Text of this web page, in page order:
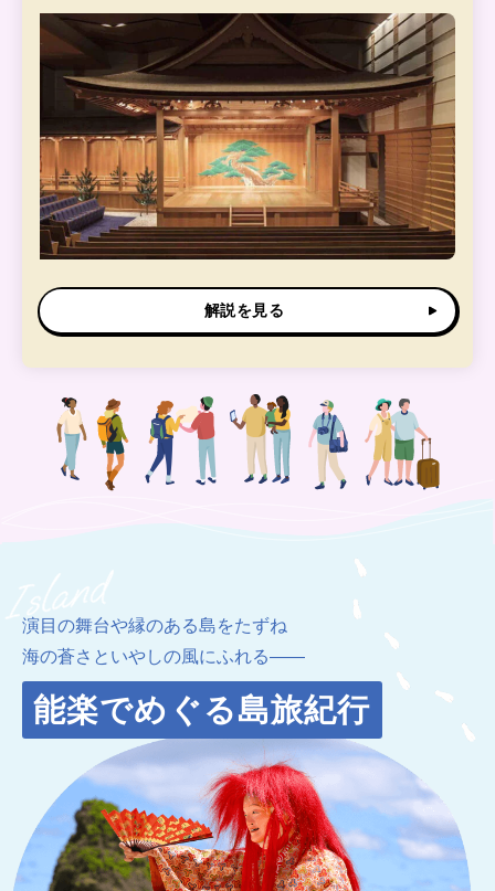
解説を見る
演目の舞台や縁のある島をたずね
海の蒼さといやしの風にふれる――
能楽でめぐる島旅紀行